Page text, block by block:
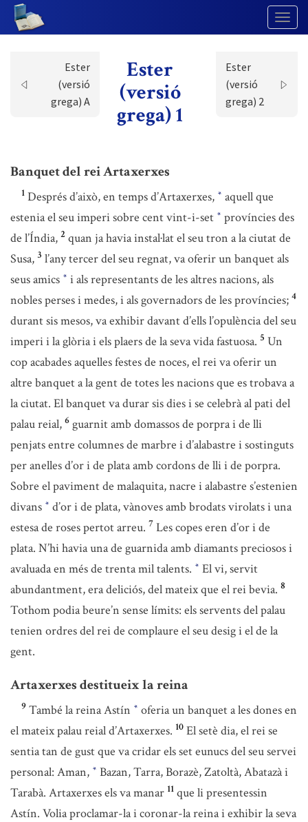
Ester
(versió
grega) A
Ester
(versió
grega) 1
Ester
(versió
grega) 2
Banquet del rei Artaxerxes
1 Després d’això, en temps d’Artaxerxes, * aquell que
estenia el seu imperi sobre cent vint-i-set * províncies des
de l’Índia, 2 quan ja havia instal·lat el seu tron a la ciutat de
Susa, 3 l’any tercer del seu regnat, va oferir un banquet als
seus amics * i als representants de les altres nacions, als
nobles perses i medes, i als governadors de les províncies; 4
durant sis mesos, va exhibir davant d’ells l’opulència del seu
imperi i la glòria i els plaers de la seva vida fastuosa. 5 Un
cop acabades aquelles festes de noces, el rei va oferir un
altre banquet a la gent de totes les nacions que es trobava a
la ciutat. El banquet va durar sis dies i se celebrà al pati del
palau reial, 6 guarnit amb domassos de porpra i de lli
penjats entre columnes de marbre i d’alabastre i sostinguts
per anelles d’or i de plata amb cordons de lli i de porpra.
Sobre el paviment de malaquita, nacre i alabastre s’estenien
divans * d’or i de plata, vànoves amb brodats virolats i una
estesa de roses pertot arreu. 7 Les copes eren d’or i de
plata. N’hi havia una de guarnida amb diamants preciosos i
avaluada en més de trenta mil talents. * El vi, servit
abundantment, era deliciós, del mateix que el rei bevia. 8
Tothom podia beure’n sense límits: els servents del palau
tenien ordres del rei de complaure el seu desig i el de la
gent.
Artaxerxes destitueix la reina
9 També la reina Astín * oferia un banquet a les dones en
el mateix palau reial d’Artaxerxes. 10 El setè dia, el rei se
sentia tan de gust que va cridar els set eunucs del seu servei
personal: Aman, * Bazan, Tarra, Borazè, Zatoltà, Abatazà i
Tarabà. Artaxerxes els va manar 11 que li presentessin
Astín. Volia proclamar-la i coronar-la reina i exhibir la seva